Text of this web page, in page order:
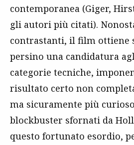
contemporanea (Giger,
gli autori più citati).
contrastanti, il film ottiene
persino una candidatura
categorie tecniche,
risultato certo non
ma sicuramente più
blockbuster sfornati da
questo fortunato esordio,